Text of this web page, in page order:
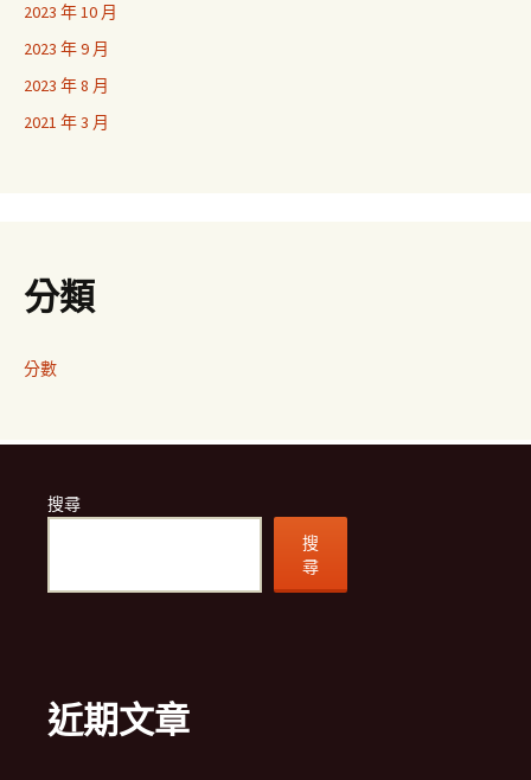
2023 年 10 月
2023 年 9 月
2023 年 8 月
2021 年 3 月
分類
分數
搜尋
搜
尋
近期文章